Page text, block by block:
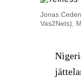
Jonas
Vas2Nets),